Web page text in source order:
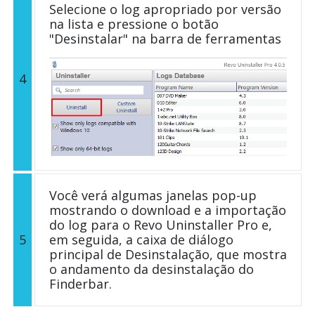
4
Selecione o log apropriado por versão
na lista e pressione o botão
"Desinstalar" na barra de ferramentas
5
Você verá algumas janelas pop-up
mostrando o download e a importação
do log para o Revo Uninstaller Pro e,
em seguida, a caixa de diálogo
principal de Desinstalação, que mostra
o andamento da desinstalação do
Finderbar.